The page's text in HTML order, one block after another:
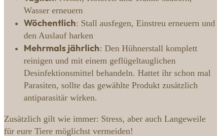
Wasser erneuern
Wöchentlich: Stall ausfegen, Einstreu erneuern und
den Auslauf harken
Mehrmals jährlich: Den Hühnerstall komplett
reinigen und mit einem geflügeltauglichen
Desinfektionsmittel behandeln. Hattet ihr schon mal
Parasiten, sollte das gewählte Produkt zusätzlich
antiparasitär wirken.
Zusätzlich gilt wie immer: Stress, aber auch Langeweile
für eure Tiere möglichst vermeiden!